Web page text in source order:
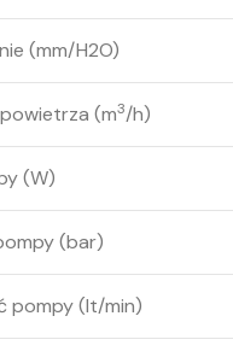
(mm/H2O)
(m3/h)
(W)
(bar)
pompy (lt/min)